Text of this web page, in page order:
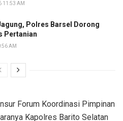
11:53 AM
Polres Barsel Dorong
Pertanian
AM
Forum Koordinasi Pimpinan
Kapolres Barito Selatan